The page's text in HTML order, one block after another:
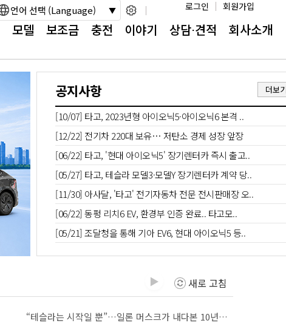
로그인 회원가입
언어 선택 (Language)
모델 보조금 충전 이야기 상담⋅견적 회사소개
공지사항
[10/07] 타고, 2023년형 아이오닉5·아이오닉6 본격 ..
[12/22] 전기차 220대 보유… 저탄소 경제 성장 앞장
[06/22] 타고, '현대 아이오닉5' 장기렌터카 즉시 출고..
[05/27] 타고, 테슬라 모델3·모델Y 장기렌터카 계약 당..
[11/30] 아사달, '타고' 전기자동차 전문 전시판매장 오..
[06/22] 동펑 리치6 EV, 환경부 인증 완료.. 타고모..
[05/21] 조달청을 통해 기아 EV6, 현대 아이오닉5 등..
더보
▶ 새로 고침
“테슬라는 시작일 뿐”…일론 머스크가 내다본 10년 [동아닷컴 금주의 신간]